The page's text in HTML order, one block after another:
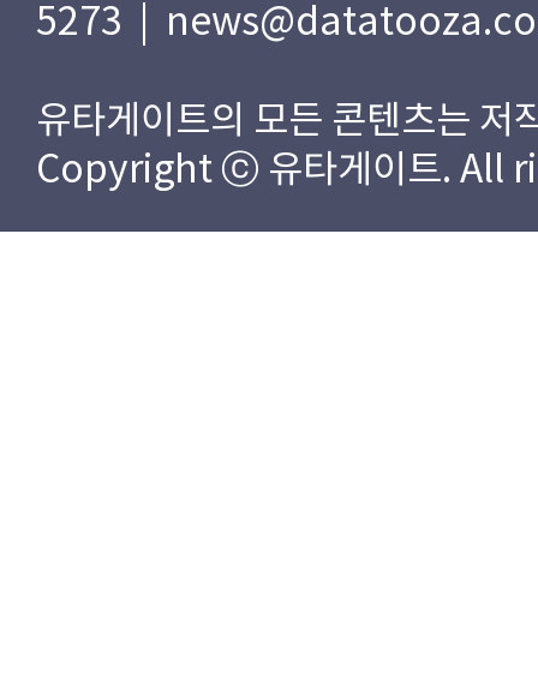
5273 |
유타게이트의 모든 콘텐츠는 저
Copyright ⓒ 유타게이트. All